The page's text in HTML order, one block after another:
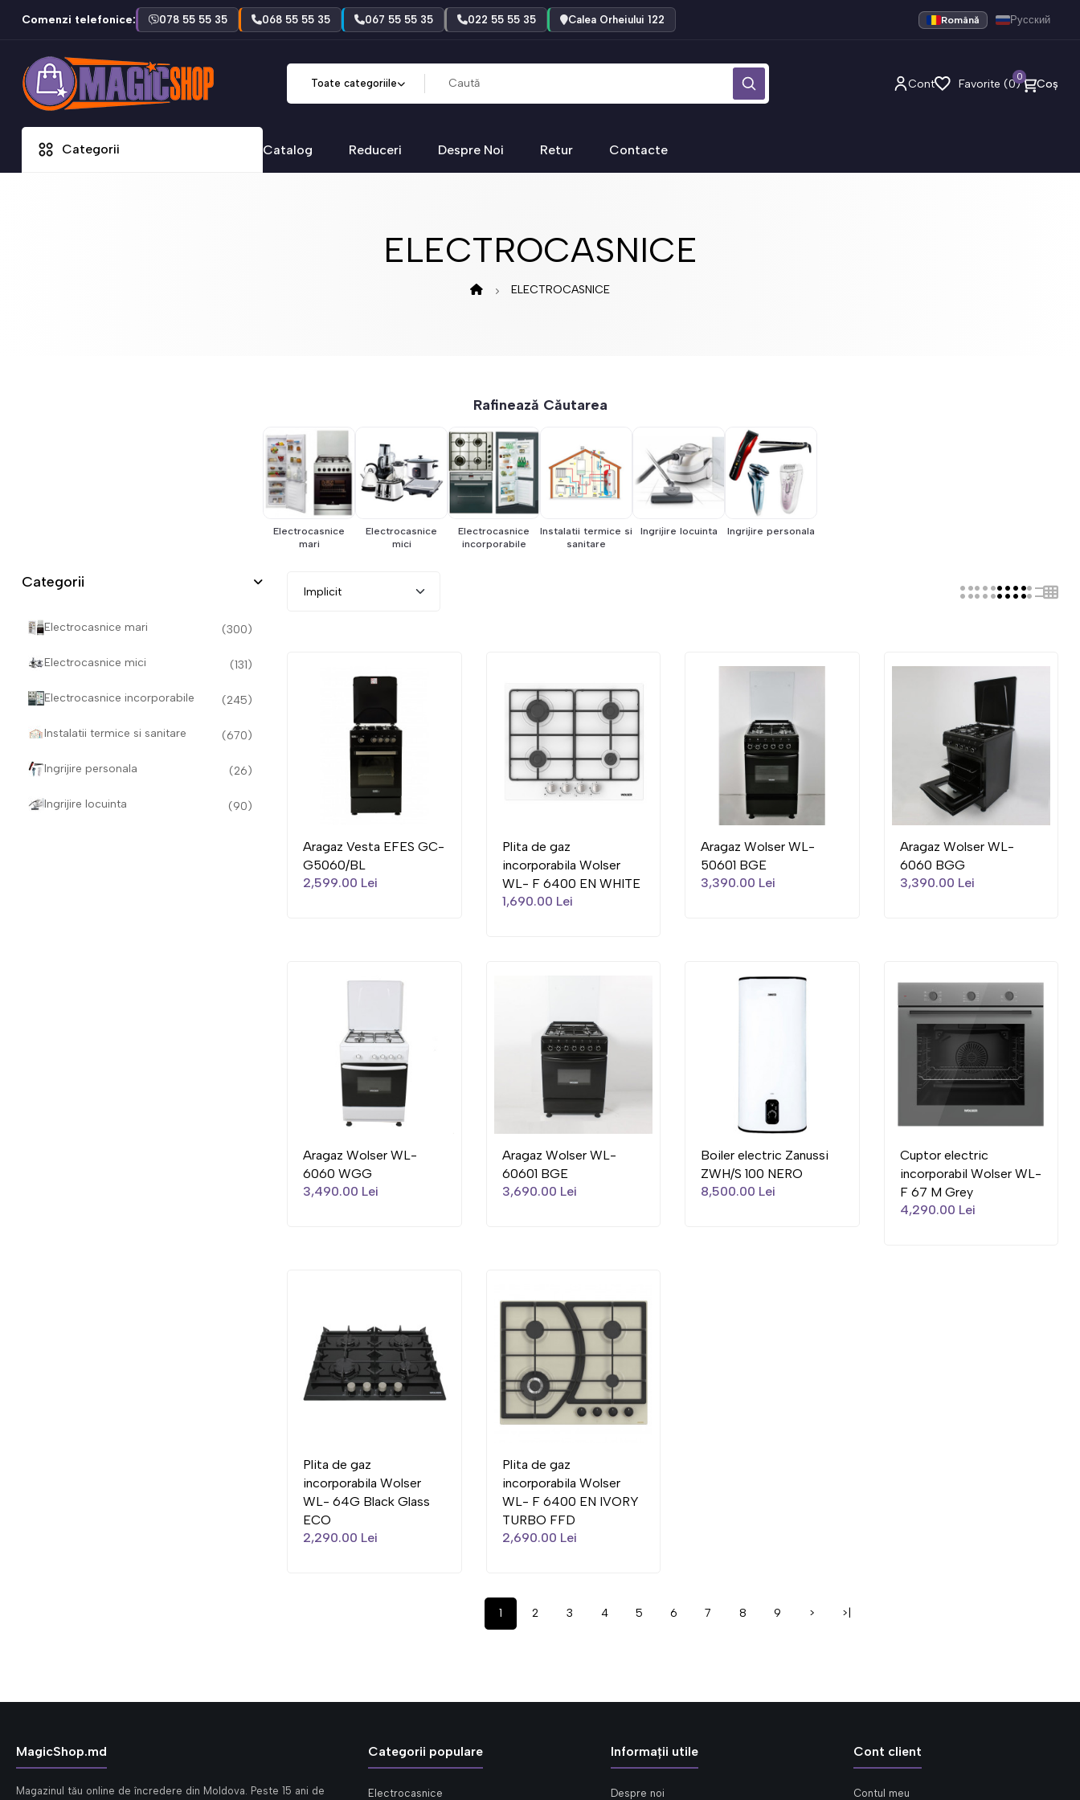
Comenzi telefonice: 078 55 55 35 068 55 55 35 067 55 55 35 022 55 55 35 Calea Orheiului 122 Română Русский
Toate categoriile Cont Favorite (0) Coș
0
Categorii Catalog Reduceri Despre Noi Retur Contacte
ELECTROCASNICE
ELECTROCASNICE
Rafinează Căutarea
Electrocasnice
mari
Electrocasnice
mici
Electrocasnice
incorporabile
Instalatii termice si
sanitare
Ingrijire locuinta Ingrijire personala
Categorii
Electrocasnice mari (300)
Electrocasnice mici (131)
Electrocasnice incorporabile (245)
Instalatii termice si sanitare (670)
Ingrijire personala (26)
Ingrijire locuinta (90)
Aragaz Vesta EFES GC-
G5060/BL
2,599.00 Lei
Plita de gaz
incorporabila Wolser
WL- F 6400 EN WHITE
1,690.00 Lei
Aragaz Wolser WL-
50601 BGE
3,390.00 Lei
Aragaz Wolser WL-
6060 BGG
3,390.00 Lei
Aragaz Wolser WL-
6060 WGG
3,490.00 Lei
Aragaz Wolser WL-
60601 BGE
3,690.00 Lei
Boiler electric Zanussi
ZWH/S 100 NERO
8,500.00 Lei
Cuptor electric
incorporabil Wolser WL-
F 67 M Grey
4,290.00 Lei
Plita de gaz
incorporabila Wolser
WL- 64G Black Glass
ECO
2,290.00 Lei
Plita de gaz
incorporabila Wolser
WL- F 6400 EN IVORY
TURBO FFD
2,690.00 Lei
1 2 3 4 5 6 7 8 9 > >|
MagicShop.md
Magazinul tău online de încredere din Moldova. Peste 15 ani de
Categorii populare
Electrocasnice
Informații utile
Despre noi
Cont client
Contul meu